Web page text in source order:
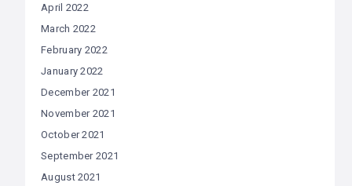
April 2022
March 2022
February 2022
January 2022
December 2021
November 2021
October 2021
September 2021
August 2021